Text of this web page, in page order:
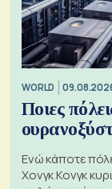
WORLD
Ποιες
Ενώ κάποτε
Χονγκ Κονγκ